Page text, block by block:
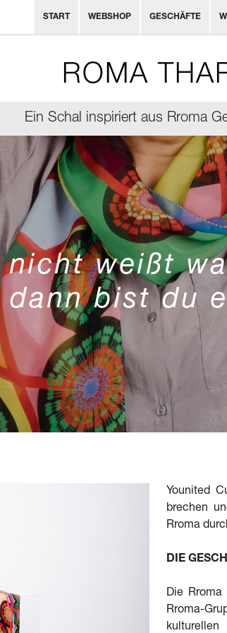
START WEBSHOP GESCHÄFTE
ROMA
Ein Schal inspiriert aus Rroma
nicht weißt
dann bist du
Younited
brechen
Rroma
DIE
Die
Rroma-